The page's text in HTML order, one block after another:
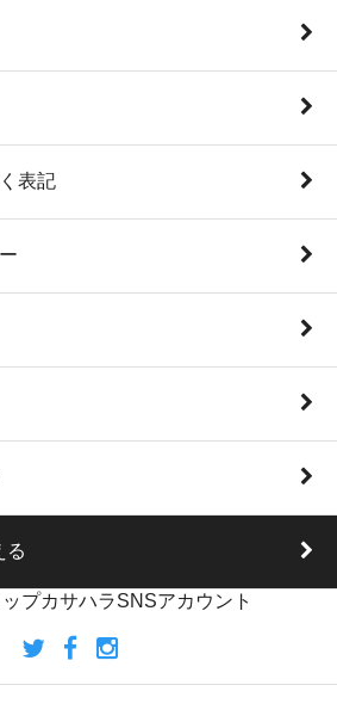
表記
る
カサハラSNSアカウント